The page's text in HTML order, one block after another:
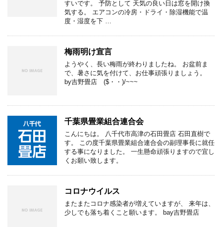
すいです。 予防として 天気の良い日は窓を開け換
気する。 エアコンの冷房・ドライ・除湿機能で温
度・湿度を下 …
梅雨明け宣言
ようやく、長い梅雨が終わりましたね。 お盆前ま
で、暑さに気を付けて、お仕事頑張りましょう。
by吉野畳店 ($・・)/~~~
千葉県畳業組合連合会
こんにちは。 八千代市高津の石田畳店 石田直樹で
す。 この度千葉県畳業組合連合会の副理事長に就任
する事になりました。 一生懸命頑張りますので宜し
くお願い致します。
コロナウイルス
またまたコロナ感染者が増えていますが、 来年は、
少しでも落ち着くこと願います。 bay吉野畳店